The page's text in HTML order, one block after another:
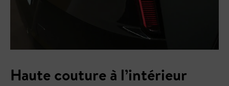
Haute couture à l’intérieur